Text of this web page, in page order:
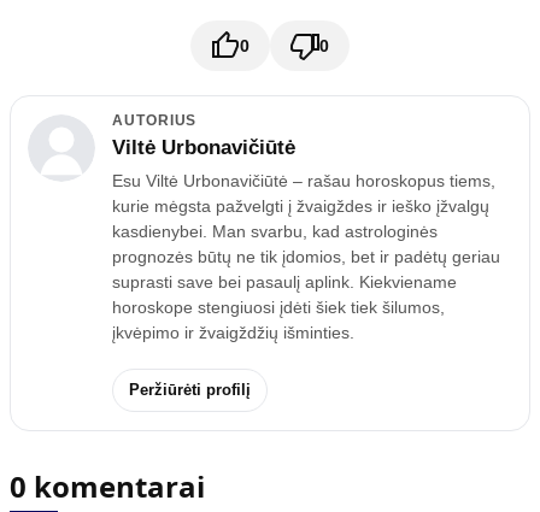
0 0
AUTORIUS
Viltė Urbonavičiūtė
Esu Viltė Urbonavičiūtė – rašau horoskopus tiems,
kurie mėgsta pažvelgti į žvaigždes ir ieško įžvalgų
kasdienybei. Man svarbu, kad astrologinės
prognozės būtų ne tik įdomios, bet ir padėtų geriau
suprasti save bei pasaulį aplink. Kiekviename
horoskope stengiuosi įdėti šiek tiek šilumos,
įkvėpimo ir žvaigždžių išminties.
Peržiūrėti profilį
0 komentarai